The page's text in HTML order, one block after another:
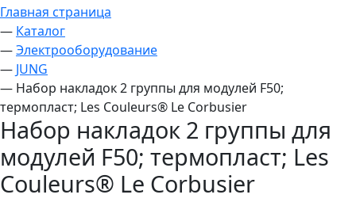
Главная страница
— Каталог
—Электрооборудование
— JUNG
— Набор накладок 2 группы для модулей F50;
термопласт; Les Couleurs® Le Corbusier
Набор накладок 2 группы для
модулей F50; термопласт; Les
Couleurs® Le Corbusier